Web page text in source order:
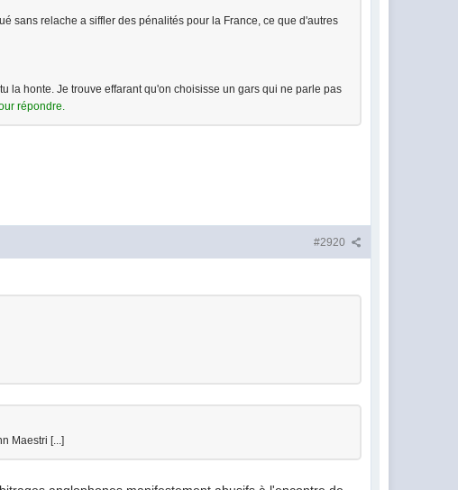
sans relache a siffler des pénalités pour la France, ce que d'autres
la honte. Je trouve effarant qu'on choisisse un gars qui ne parle pas
répondre.
#2920
Maestri [...]